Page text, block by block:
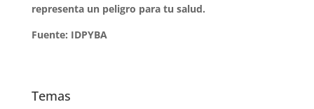
representa un peligro para tu salud.
Fuente: IDPYBA
Temas